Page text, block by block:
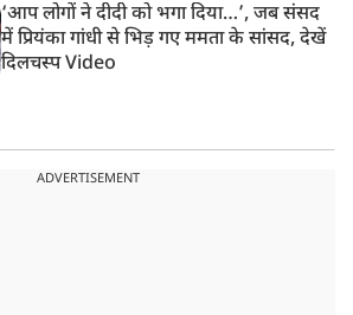
‘आप लोगों ने दीदी को भगा दिया…’, जब संसद
में प्रियंका गांधी से भिड़ गए ममता के सांसद, देखें
दिलचस्प Video
ADVERTISEMENT